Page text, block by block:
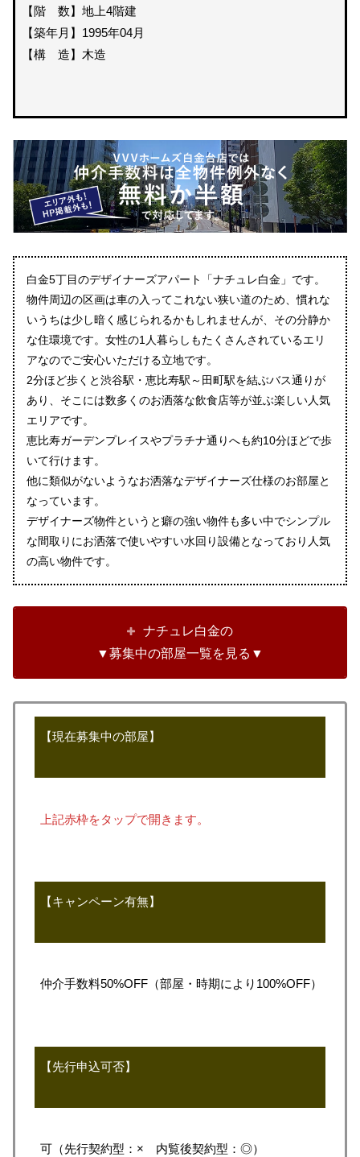
【階 数】地上4階建
【築年月】1995年04月
【構 造】木造
白金5丁目のデザイナーズアパート「ナチュレ白金」です。
物件周辺の区画は車の入ってこれない狭い道のため、慣れな
いうちは少し暗く感じられるかもしれませんが、その分静か
な住環境です。女性の1人暮らしもたくさんされているエリ
アなのでご安心いただける立地です。
2分ほど歩くと渋谷駅・恵比寿駅～田町駅を結ぶバス通りが
あり、そこには数多くのお洒落な飲食店等が並ぶ楽しい人気
エリアです。
恵比寿ガーデンプレイスやプラチナ通りへも約10分ほどで歩
いて行けます。
他に類似がないようなお洒落なデザイナーズ仕様のお部屋と
なっています。
デザイナーズ物件というと癖の強い物件も多い中でシンプル
な間取りにお洒落で使いやすい水回り設備となっており人気
の高い物件です。
ナチュレ白金の
▼募集中の部屋一覧を見る▼
【現在募集中の部屋】
上記赤枠をタップで開きます。
【キャンペーン有無】
仲介手数料50%OFF（部屋・時期により100%OFF）
【先行申込可否】
可（先行契約型：× 内覧後契約型：◎）